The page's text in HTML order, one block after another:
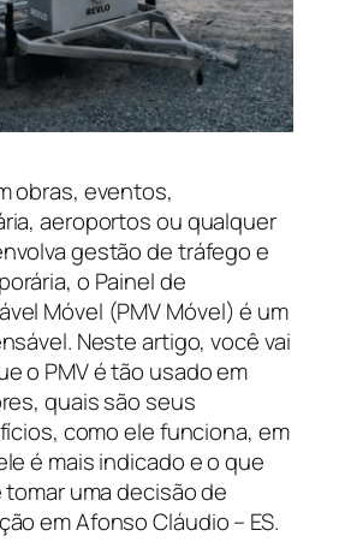
obras, eventos,
aeroportos ou qualquer
gestão de tráfego e
o Painel de
Móvel (PMV Móvel) é um
Neste artigo, você vai
o PMV é tão usado em
quais são seus
como ele funciona, em
é mais indicado e o que
uma decisão de
em Afonso Cláudio – ES.